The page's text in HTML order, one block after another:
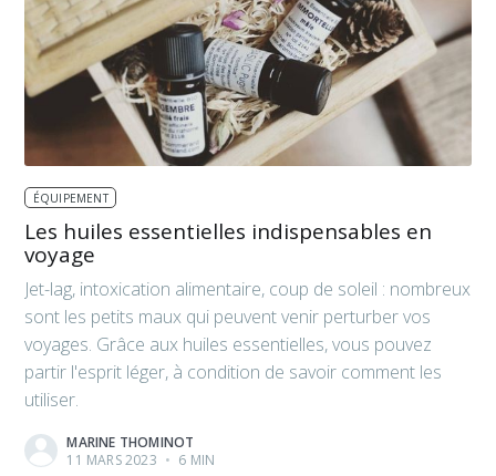
ÉQUIPEMENT
Les huiles essentielles indispensables en
voyage
Jet-lag, intoxication alimentaire, coup de soleil : nombreux
sont les petits maux qui peuvent venir perturber vos
voyages. Grâce aux huiles essentielles, vous pouvez
partir l'esprit léger, à condition de savoir comment les
utiliser.
MARINE THOMINOT
11 MARS 2023 • 6 MIN